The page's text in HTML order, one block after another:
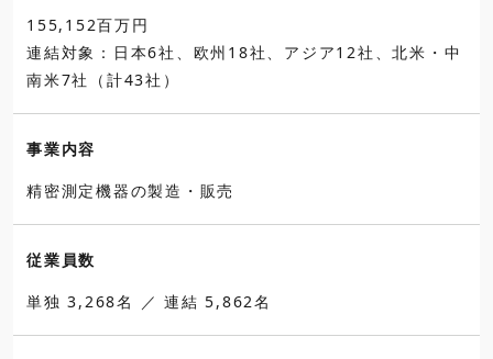
155,152百万円
連結対象：日本6社、欧州18社、アジア12社、北米・中
南米7社（計43社）
事業内容
精密測定機器の製造・販売
従業員数
単独 3,268名 ／ 連結 5,862名